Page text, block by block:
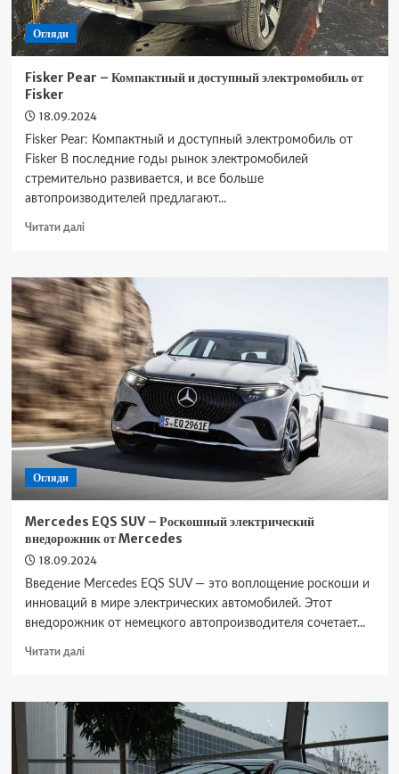
Огляди
Fisker Pear – Компактный и доступный электромобиль от
Fisker
18.09.2024
Fisker Pear: Компактный и доступный электромобиль от
Fisker В последние годы рынок электромобилей
стремительно развивается, и все больше
автопроизводителей предлагают...
Читати даліДокладніше
Pear
–
Компактный
и
доступный
электромобиль
от
Fisker
Огляди
Mercedes EQS SUV – Роскошный электрический
внедорожник от Mercedes
18.09.2024
Введение Mercedes EQS SUV — это воплощение роскоши и
инноваций в мире электрических автомобилей. Этот
внедорожник от немецкого автопроизводителя сочетает...
Читати даліДокладніше
EQS
SUV
–
Роскошный
электрический